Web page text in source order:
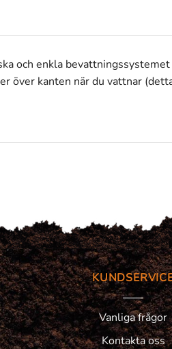
och enkla
över kanten när du vattnar
Vanliga frågor
Kontakta oss